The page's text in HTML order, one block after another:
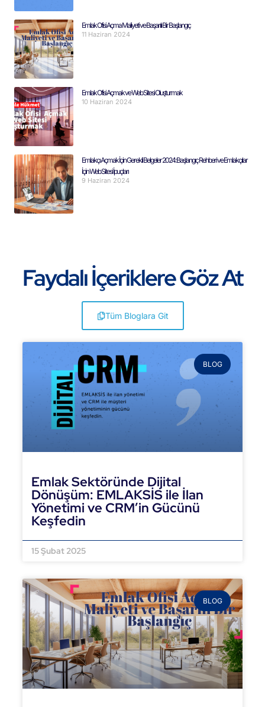
Emlak Ofisi Açma Maliyeti ve Başarılı Bir Başlangıç
11 Haziran 2024
Emlak Ofisi Açmak ve Web Sitesi Oluşturmak
10 Haziran 2024
Emlakçı Açmak İçin Gerekli Belgeler 2024: Başlangıç Rehberi ve Emlakçılar
İçin Web Sitesi İpuçları
9 Haziran 2024
Faydalı İçeriklere Göz At
Tüm Bloglara Git
BLOG
Emlak Sektöründe Dijital
Dönüşüm: EMLAKSİS ile İlan
Yönetimi ve CRM’in Gücünü
Keşfedin
15 Şubat 2025
BLOG